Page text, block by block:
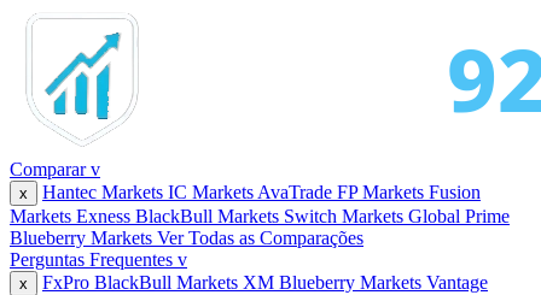
Compararv
x Hantec Markets IC Markets AvaTrade FP Markets Fusion
Markets Exness BlackBull Markets Switch Markets Global Prime
Blueberry Markets Ver Todas as Comparações
Perguntas Frequentes v
x FxPro BlackBull Markets XM Blueberry Markets Vantage